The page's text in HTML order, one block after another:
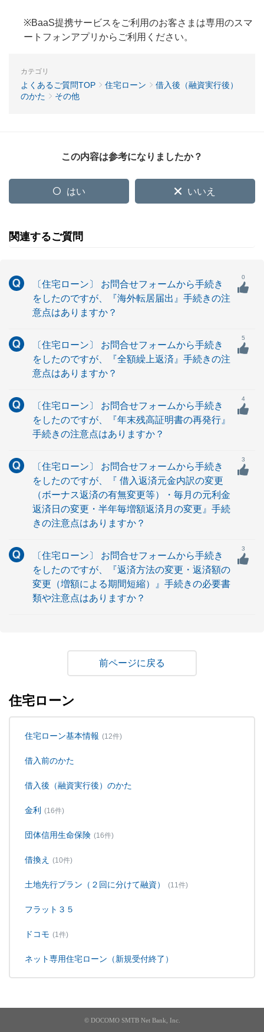
※BaaS提携サービスをご利用のお客さまは専用のスマ
ートフォンアプリからご利用ください。
カテゴリ
よくあるご質問TOP 住宅ローン
借入後（融資実行後）
のかた
その他
この内容は参考になりましたか？
はい いいえ
関連するご質問
〔住宅ローン〕 お問合せフォームから手続き
をしたのですが、『海外転居届出』手続きの注
意点はありますか？
0
〔住宅ローン〕 お問合せフォームから手続き
をしたのですが、『全額繰上返済』手続きの注
意点はありますか？
5
〔住宅ローン〕 お問合せフォームから手続き
をしたのですが、『年末残高証明書の再発行』
手続きの注意点はありますか？
4
〔住宅ローン〕 お問合せフォームから手続き
をしたのですが、『 借入返済元金内訳の変更
（ボーナス返済の有無変更等）・毎月の元利金
返済日の変更・半年毎増額返済月の変更』手続
きの注意点はありますか？
3
〔住宅ローン〕 お問合せフォームから手続き
をしたのですが、『返済方法の変更・返済額の
変更（増額による期間短縮）』手続きの必要書
類や注意点はありますか？
3
戻る
住宅ローン
住宅ローン基本情報 (12件)
借入前のかた
借入後（融資実行後）のかた
金利 (16件)
団体信用生命保険 (16件)
借換え (10件)
土地先行プラン（２回に分けて融資） (11件)
フラット３５
ドコモ (1件)
ネット専用住宅ローン（新規受付終了）
© DOCOMO SMTB Net Bank, Inc.